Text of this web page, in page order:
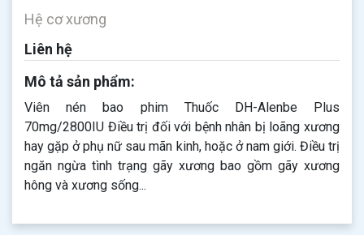
Hệ cơ xương
Liên hệ
Mô tả sản phẩm:
Viên nén bao phim Thuốc DH-Alenbe Plus
70mg/2800IU Điều trị đối với bệnh nhân bị loãng xương
hay gặp ở phụ nữ sau mãn kinh, hoặc ở nam giới. Điều trị
ngăn ngừa tình trạng gãy xương bao gồm gãy xương
hông và xương sống...